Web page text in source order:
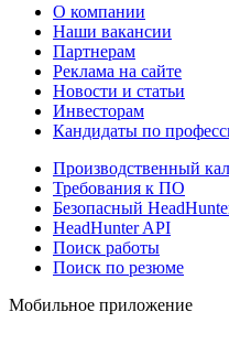
О компании
Наши вакансии
Партнерам
Реклама на сайте
Новости и статьи
Инвесторам
Кандидаты по
Производственный
Требования к ПО
Безопасный
HeadHunter API
Поиск работы
Поиск по резюме
Мобильное приложение